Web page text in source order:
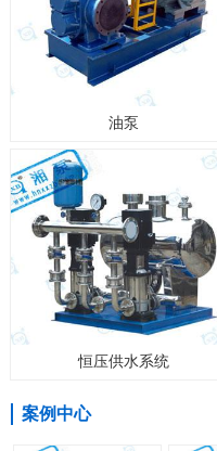
油泵
恒压供水系统
案例中心